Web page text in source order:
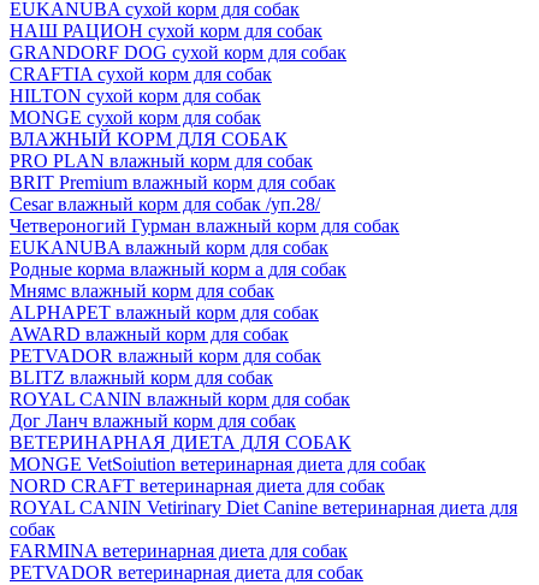
EUKANUBA сухой корм для собак
НАШ РАЦИОН сухой корм для собак
GRANDORF DOG сухой корм для собак
CRAFTIA сухой корм для собак
HILTON сухой корм для собак
MONGE сухой корм для собак
ВЛАЖНЫЙ КОРМ ДЛЯ СОБАК
PRO PLAN влажный корм для собак
BRIT Premium влажный корм для собак
Cesar влажный корм для собак /уп.28/
Четвероногий Гурман влажный корм для собак
EUKANUBA влажный корм для собак
Родные корма влажный корм а для собак
Мнямс влажный корм для собак
ALPHAPET влажный корм для собак
AWARD влажный корм для собак
PETVADOR влажный корм для собак
BLITZ влажный корм для собак
ROYAL CANIN влажный корм для собак
Дог Ланч влажный корм для собак
ВЕТЕРИНАРНАЯ ДИЕТА ДЛЯ СОБАК
MONGE VetSoiution ветеринарная диета для собак
NORD CRAFT ветеринарная диета для собак
ROYAL CANIN Vetirinary Diet Canine ветеринарная диета для
собак
FARMINA ветеринарная диета для собак
PETVADOR ветеринарная диета для собак